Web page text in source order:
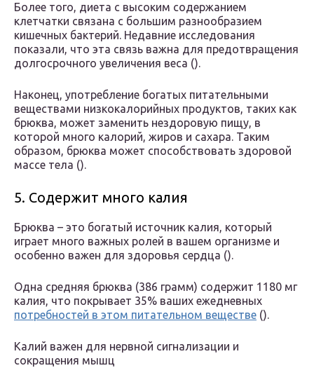
Более того, диета с высоким содержанием
клетчатки связана с большим разнообразием
кишечных бактерий. Недавние исследования
показали, что эта связь важна для предотвращения
долгосрочного увеличения веса ().
Наконец, употребление богатых питательными
веществами низкокалорийных продуктов, таких как
брюква, может заменить нездоровую пищу, в
которой много калорий, жиров и сахара. Таким
образом, брюква может способствовать здоровой
массе тела ().
5. Содержит много калия
Брюква – это богатый источник калия, который
играет много важных ролей в вашем организме и
особенно важен для здоровья сердца ().
Одна средняя брюква (386 грамм) содержит 1180 мг
калия, что покрывает 35% ваших ежедневных
потребностей в этом питательном веществе ().
Калий важен для нервной сигнализации и
сокращения мышц